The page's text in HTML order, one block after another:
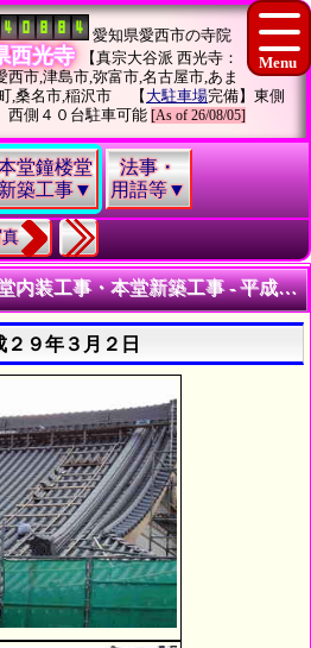
愛知県愛西市の寺院
西光寺
【真宗大谷派 西光寺：
西市,津島市,弥富市,名古屋市,あま
,桑名市,稲沢市 【 大駐車場完備】東側
西側４０台駐車可能 [As of 26/08/05]
堂鐘楼堂
築工事▼
法事・
用語等▼
築工事 - 平成２９年３月 - | 仏教寺院・仏閣建設工事手順
９年３月２日